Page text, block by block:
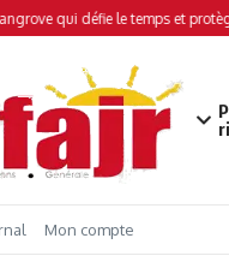
qui défie le temps et
Mon compte